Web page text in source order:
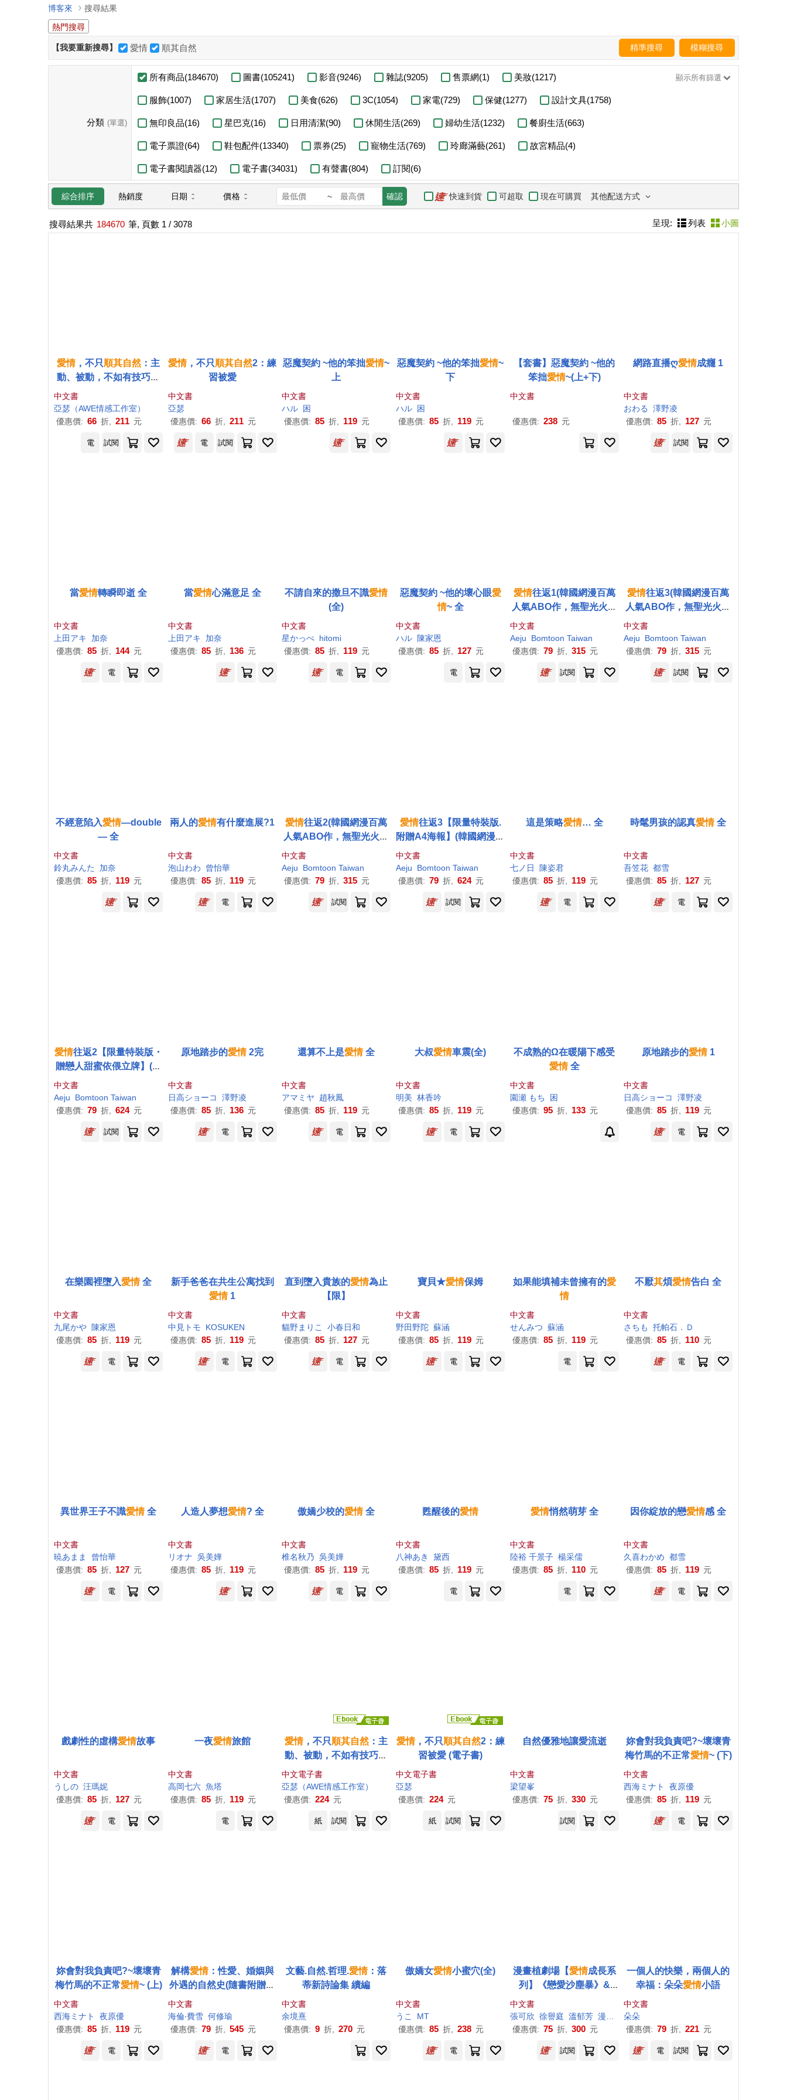
博客來
搜尋結果
熱門搜尋
【我要重新搜尋】 愛情 順其自然 精準搜尋 模糊搜尋
分類 (單選)
所有商品(184670) 圖書(105241) 影音(9246) 雜誌(9205) 售票網(1) 美妝(1217)
服飾(1007) 家居生活(1707) 美食(626) 3C(1054) 家電(729) 保健(1277) 設計文具(1758)
無印良品(16) 星巴克(16) 日用清潔(90) 休閒生活(269) 婦幼生活(1232) 餐廚生活(663)
電子票證(64) 鞋包配件(13340) 票券(25) 寵物生活(769) 玲廊滿藝(261) 故宮精品(4)
電子書閱讀器(12) 電子書(34031) 有聲書(804) 訂閱(6)
顯示所有篩選
綜合排序 熱銷度 日期 價格 ~ 確認 快速到貨 可超取 現在可購買 其他配送方式
搜尋結果共 184670 筆, 頁數 1 / 3078 呈現: 列表 小圖
愛情，不只順其自然：主
動、被動，不如有技巧的
中文書
亞瑟（AWE情感工作室）
優惠價: 66 折, 211 元
愛情，不只順其自然2：練
習被愛
中文書
亞瑟
優惠價: 66 折, 211 元
惡魔契約 ~他的笨拙愛情~
上
中文書
ハル
困
優惠價: 85 折, 119 元
惡魔契約 ~他的笨拙愛情~
下
中文書
ハル
困
優惠價: 85 折, 119 元
【套書】惡魔契約 ~他的
笨拙愛情~(上+下)
中文書
優惠價: 238 元
網路直播ღ愛情成癮 1
中文書
おわる
澤野凌
優惠價: 85 折, 127 元
電 試閱 電 試閱 試閱
當愛情轉瞬即逝 全
中文書
上田アキ
加奈
優惠價: 85 折, 144 元
當愛情心滿意足 全
中文書
上田アキ
加奈
優惠價: 85 折, 136 元
不請自來的撒旦不識愛情
(全)
中文書
星かっぺ hitomi
優惠價: 85 折, 119 元
惡魔契約 ~他的壞心眼愛
情~ 全
中文書
ハル
陳家恩
優惠價: 85 折, 127 元
愛情往返1(韓國網漫百萬
人氣ABO作，無聖光火辣
中文書
Aeju
Bomtoon Taiwan
優惠價: 79 折, 315 元
愛情往返3(韓國網漫百萬
人氣ABO作，無聖光火辣
中文書
Aeju
Bomtoon Taiwan
優惠價: 79 折, 315 元
電 電 電 試閱 試閱
不經意陷入愛情―double
― 全
中文書
鈴丸みんた
加奈
優惠價: 85 折, 119 元
兩人的愛情有什麼進展?1
中文書
泡山わわ
曾怡華
優惠價: 85 折, 119 元
愛情往返2(韓國網漫百萬
人氣ABO作，無聖光火辣
中文書
Aeju
Bomtoon Taiwan
優惠價: 79 折, 315 元
愛情往返3【限量特裝版.
附贈A4海報】(韓國網漫百
萬人氣ABO作，無聖光火
辣開車!)
中文書
Aeju
Bomtoon Taiwan
優惠價: 79 折, 624 元
這是策略愛情… 全
中文書
七ノ日
陳姿君
優惠價: 85 折, 119 元
時髦男孩的認真愛情全
中文書
吾笠花 都雪
優惠價: 85 折, 127 元
電 試閱 試閱 電 電
愛情往返2【限量特裝版・
贈戀人甜蜜依偎立牌】(韓
國網漫百萬人氣ABO作，
無聖光火辣開車!)
中文書
Aeju
Bomtoon Taiwan
優惠價: 79 折, 624 元
原地踏步的愛情2完
中文書
日高ショーコ
澤野凌
優惠價: 85 折, 136 元
還算不上是愛情全
中文書
アマミヤ
趙秋鳳
優惠價: 85 折, 119 元
大叔愛情車震(全)
中文書
明美 林香吟
優惠價: 85 折, 119 元
不成熟的Ω在暖陽下感受
愛情全
中文書
園瀬 もち
困
優惠價: 95 折, 133 元
原地踏步的愛情1
中文書
日高ショーコ
澤野凌
優惠價: 85 折, 119 元
試閱 電 電 電 電
在樂園裡墮入愛情全
中文書
九尾かや
陳家恩
優惠價: 85 折, 119 元
新手爸爸在共生公寓找到
愛情1
中文書
中見トモ
KOSUKEN
優惠價: 85 折, 119 元
直到墮入貴族的愛情為止
【限】
中文書
貓野まりこ
小春日和
優惠價: 85 折, 127 元
寶貝★愛情保姆
中文書
野田野陀 蘇涵
優惠價: 85 折, 119 元
如果能填補未曾擁有的愛
情
中文書
せんみつ 蘇涵
優惠價: 85 折, 119 元
不厭其煩愛情告白 全
中文書
さちも
托帕石．Ｄ
優惠價: 85 折, 110 元
電 電 電 電 電 電
異世界王子不識愛情全
中文書
暁あまま
曾怡華
優惠價: 85 折, 127 元
人造人夢想愛情? 全
中文書
リオナ 吳美嬅
優惠價: 85 折, 119 元
傲嬌少校的愛情全
中文書
椎名秋乃 吳美嬅
優惠價: 85 折, 119 元
甦醒後的愛情
中文書
八神あき
黛西
優惠價: 85 折, 119 元
愛情悄然萌芽 全
中文書
陸裕 千景子 楊采儒
優惠價: 85 折, 110 元
因你綻放的戀愛情感 全
中文書
久喜わかめ 都雪
優惠價: 85 折, 119 元
電 電 電 電 電
戲劇性的虛構愛情故事
中文書
うしの 汪瑪妮
優惠價: 85 折, 127 元
一夜愛情旅館
中文書
高岡七六 魚塔
優惠價: 85 折, 119 元
愛情，不只順其自然：主
動、被動，不如有技巧的
互動 (電子書)
中文電子書
亞瑟（AWE情感工作室）
優惠價: 224 元
愛情，不只順其自然2：練
習被愛 (電子書)
中文電子書
亞瑟
優惠價: 224 元
自然優雅地讓愛流逝
中文書
梁望峯
優惠價: 75 折, 330 元
妳會對我負責吧?~壞壞青
梅竹馬的不正常愛情~ (下)
中文書
西海ミナト
夜原優
優惠價: 85 折, 119 元
電 電 紙 試閱 紙 試閱 試閱 電
妳會對我負責吧?~壞壞青
梅竹馬的不正常愛情~ (上)
中文書
西海ミナト
夜原優
優惠價: 85 折, 119 元
解構愛情：性愛、婚姻與
外遇的自然史(隨書附贈費
雪戀愛量表，一次了解自
己是否墜入愛河，以及自
己在戀愛中的人格樣貌!)
中文書
海倫‧費雪 何修瑜
優惠價: 79 折, 545 元
文藝.自然.哲理.愛情：落
蒂新詩論集 續編
中文書
余境熹
優惠價: 9 折, 270 元
傲嬌女愛情小蜜穴(全)
中文書
うこ
MT
優惠價: 85 折, 238 元
漫畫植劇場【愛情成長系
列】《戀愛沙塵暴》&
中文書
張可欣 徐譽庭 溫郁芳 漫畫星期一回收日
優惠價: 75 折, 300 元
一個人的快樂，兩個人的
幸福：朵朵愛情小語
中文書
朵朵
優惠價: 79 折, 221 元
電 電 電 試閱 電 試閱